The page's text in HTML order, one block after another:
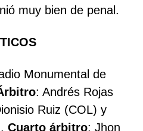
muy bien de penal.
Monumental de
: Andrés Rojas
Ruiz (COL) y
Cuarto árbitro: Jhon